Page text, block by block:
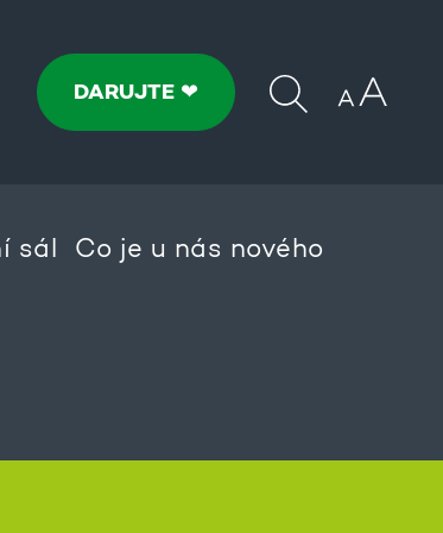
DARUJTE ❤
sál Co je u nás nového